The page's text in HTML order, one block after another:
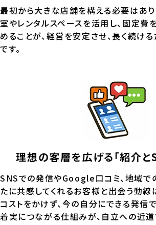
最初から大きな店舗を構える必要はあり
室やレンタルスペースを活用し、固定費
めることが、経営を安定させ、長く続け
です。
理想の客層を広げる「紹介と
SNSでの発信やGoogle口コミ、地域で
たに共感してくれるお客様と出会う動線
コストをかけず、今の自分にできる発信
着実につながる仕組みが、自立への近道